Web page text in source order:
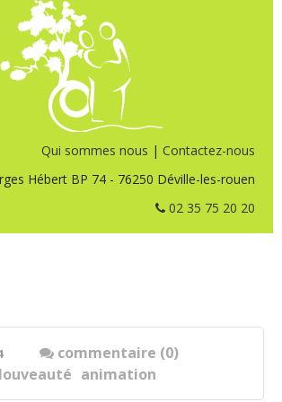
Qui sommes nous | Contactez-nous
Hébert BP 74 - 76250 Déville-les-rouen
02 35 75 20 20
commentaire (0)
animation